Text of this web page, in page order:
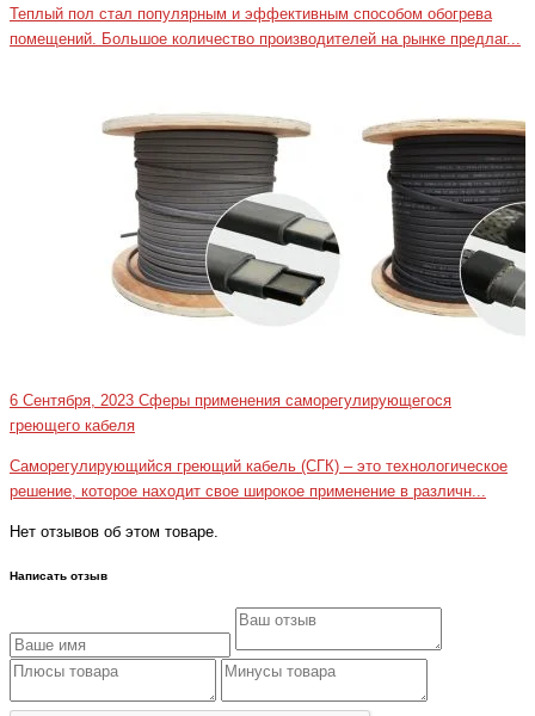
Теплый пол стал популярным и эффективным способом обогрева
помещений. Большое количество производителей на рынке предлаг...
6 Сентября, 2023 Сферы применения саморегулирующегося
греющего кабеля
Саморегулирующийся греющий кабель (СГК) – это технологическое
решение, которое находит свое широкое применение в различн...
Нет отзывов об этом товаре.
Написать отзыв